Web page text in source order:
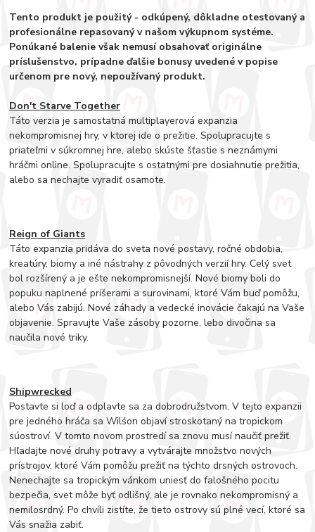
Tento produkt je použitý - odkúpený, dôkladne otestovaný a
profesionálne repasovaný v našom výkupnom systéme.
Ponúkané balenie však nemusí obsahovať originálne
príslušenstvo, prípadne ďalšie bonusy uvedené v popise
určenom pre nový, nepoužívaný produkt.
Don't Starve Together
Táto verzia je samostatná multiplayerová expanzia
nekompromisnej hry, v ktorej ide o prežitie. Spolupracujte s
priateľmi v súkromnej hre, alebo skúste šťastie s neznámymi
hráčmi online. Spolupracujte s ostatnými pre dosiahnutie prežitia,
alebo sa nechajte vyradiť osamote.
Reign of Giants
Táto expanzia pridáva do sveta nové postavy, ročné obdobia,
kreatúry, biomy a iné nástrahy z pôvodných verzií hry. Celý svet
bol rozšírený a je ešte nekompromisnejší. Nové biomy boli do
popuku naplnené príšerami a surovinami, ktoré Vám buď pomôžu,
alebo Vás zabijú. Nové záhady a vedecké inovácie čakajú na Vaše
objavenie. Spravujte Vaše zásoby pozorne, lebo divočina sa
naučila nové triky.
Shipwrecked
Postavte si loď a odplavte sa za dobrodružstvom. V tejto expanzii
pre jedného hráča sa Wilśon objaví stroskotaný na tropickom
súostroví. V tomto novom prostredí sa znovu musí naučiť prežiť.
Hľadajte nové druhy potravy a vytvárajte množstvo nových
prístrojov, ktoré Vám pomôžu prežiť na týchto drsných ostrovoch.
Nenechajte sa tropickým vánkom uniesť do falošného pocitu
bezpečia, svet môže byť odlišný, ale je rovnako nekompromisný a
nemilosrdný. Po chvíli zistíte, že tieto ostrovy sú plné vecí, ktoré sa
Vás snažia zabiť.